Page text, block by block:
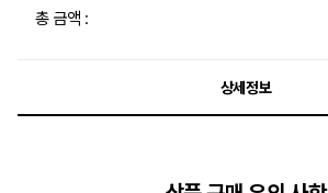
총 금액 :
상세정보